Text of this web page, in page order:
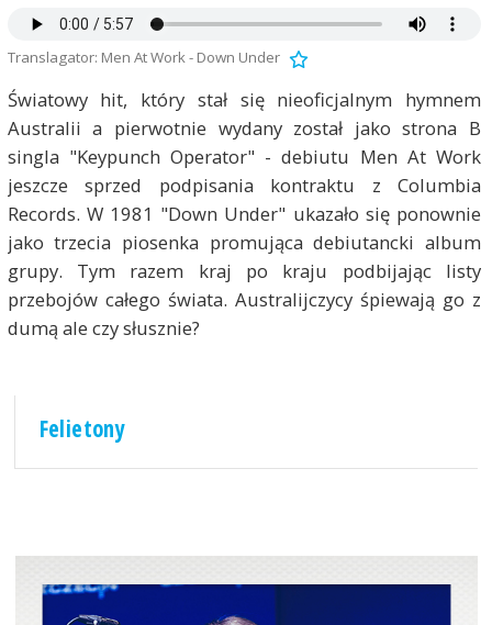
Translagator: Men At Work - Down Under
Światowy hit, który stał się nieoficjalnym hymnem
Australii a pierwotnie wydany został jako strona B
singla "Keypunch Operator" - debiutu Men At Work
jeszcze sprzed podpisania kontraktu z Columbia
Records. W 1981 "Down Under" ukazało się ponownie
jako trzecia piosenka promująca debiutancki album
grupy. Tym razem kraj po kraju podbijając listy
przebojów całego świata. Australijczycy śpiewają go z
dumą ale czy słusznie?
Felietony